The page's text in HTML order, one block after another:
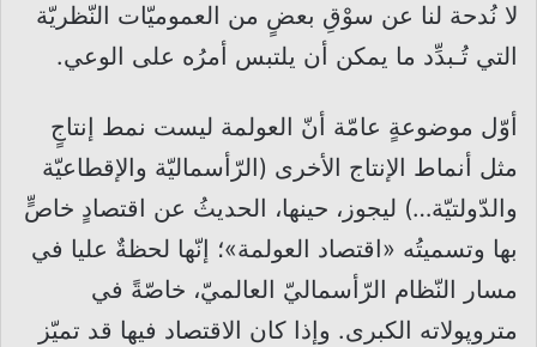
لا نُدحة لنا عن سوْقِ بعضٍ من العموميّات النّظريّة
التي تُـبدِّد ما يمكن أن يلتبس أمرُه على الوعي.
أوّل موضوعةٍ عامّة أنّ العولمة ليست نمط إنتاجٍ
مثل أنماط الإنتاج الأخرى (الرّأسماليّة والإقطاعيّة
والدّولتيّة…) ليجوز، حينها، الحديثُ عن اقتصادٍ خاصٍّ
بها وتسميتُه «اقتصاد العولمة»؛ إنّها لحظةٌ عليا في
مسار النّظام الرّأسماليّ العالميّ، خاصّةً في
متروپولاته الكبرى. وإذا كان الاقتصاد فيها قد تميّز